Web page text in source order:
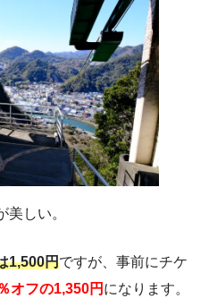
美しい。
1,500円ですが、事前にチケ
オフの1,350円 になります。